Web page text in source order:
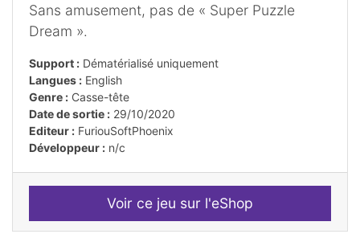
Sans amusement, pas de « Super Puzzle
Dream ».
Support : Dématérialisé uniquement
Langues : English
Genre : Casse-tête
Date de sortie : 29/10/2020
Editeur : FuriouSoftPhoenix
Développeur : n/c
Voir ce jeu sur l'eShop